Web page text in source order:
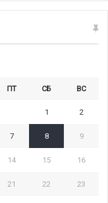
ПТ СБ ВС
1 2
7 8 9
14 15 16
21 22 23